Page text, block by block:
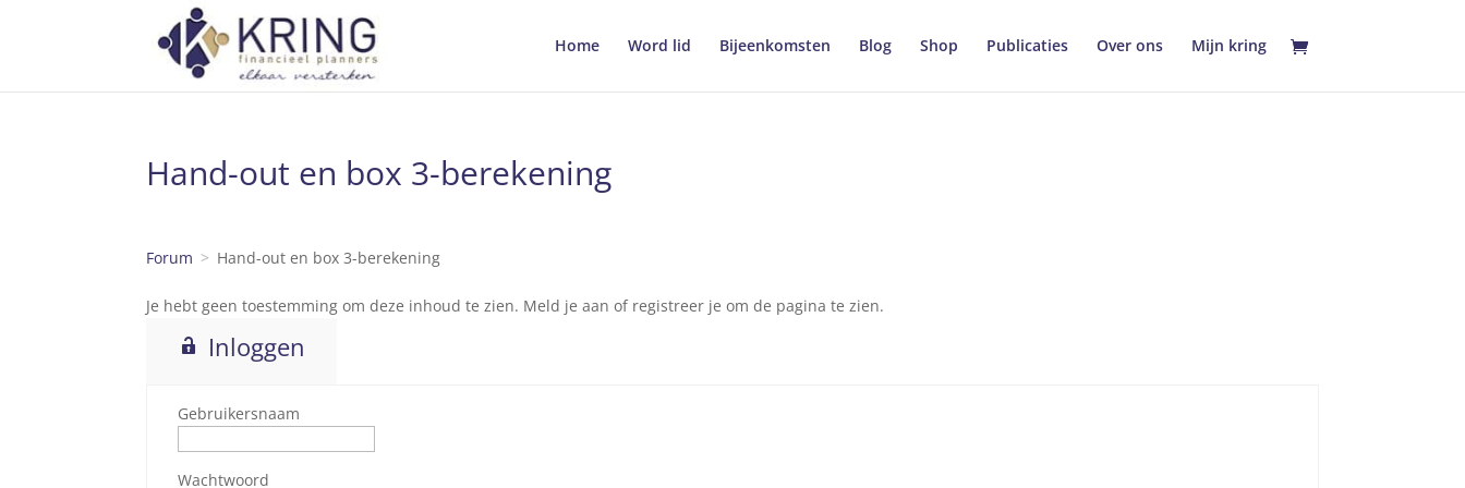
Home Word lid Bijeenkomsten Blog Shop Publicaties Over ons Mijn kring
Hand-out en box 3-berekening
Forum Hand-out en box 3-berekening
Je hebt geen toestemming om deze inhoud te zien. Meld je aan of registreer je om de pagina te zien.
Inloggen
Gebruikersnaam
Wachtwoord